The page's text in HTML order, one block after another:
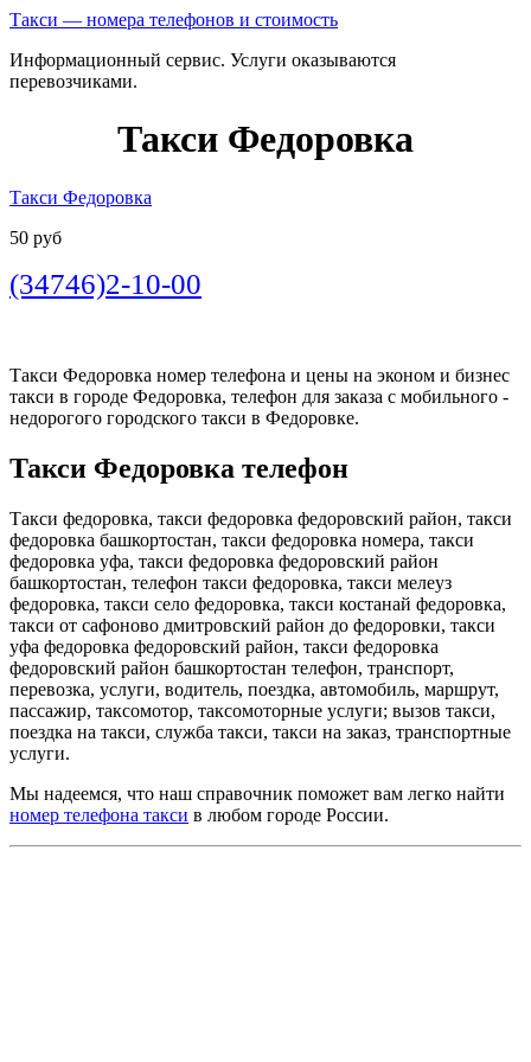
Такси — номера телефонов и стоимость
Информационный сервис. Услуги оказываются
перевозчиками.
Такси Федоровка
Такси Федоровка
50 руб
(34746)2-10-00
Такси Федоровка номер телефона и цены на эконом и бизнес
такси в городе Федоровка, телефон для заказа с мобильного -
недорогого городского такси в Федоровке.
Такси Федоровка телефон
Такси федоровка, такси федоровка федоровский район, такси
федоровка башкортостан, такси федоровка номера, такси
федоровка уфа, такси федоровка федоровский район
башкортостан, телефон такси федоровка, такси мелеуз
федоровка, такси село федоровка, такси костанай федоровка,
такси от сафоново дмитровский район до федоровки, такси
уфа федоровка федоровский район, такси федоровка
федоровский район башкортостан телефон, транспорт,
перевозка, услуги, водитель, поездка, автомобиль, маршрут,
пассажир, таксомотор, таксомоторные услуги; вызов такси,
поездка на такси, служба такси, такси на заказ, транспортные
услуги.
Мы надеемся, что наш справочник поможет вам легко найти
номер телефона такси в любом городе России.